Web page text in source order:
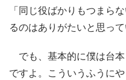
「同じ役ばかりもつまら
るのはありがたいと思って
でも、基本的に僕は台
ですよ。こういうふうに